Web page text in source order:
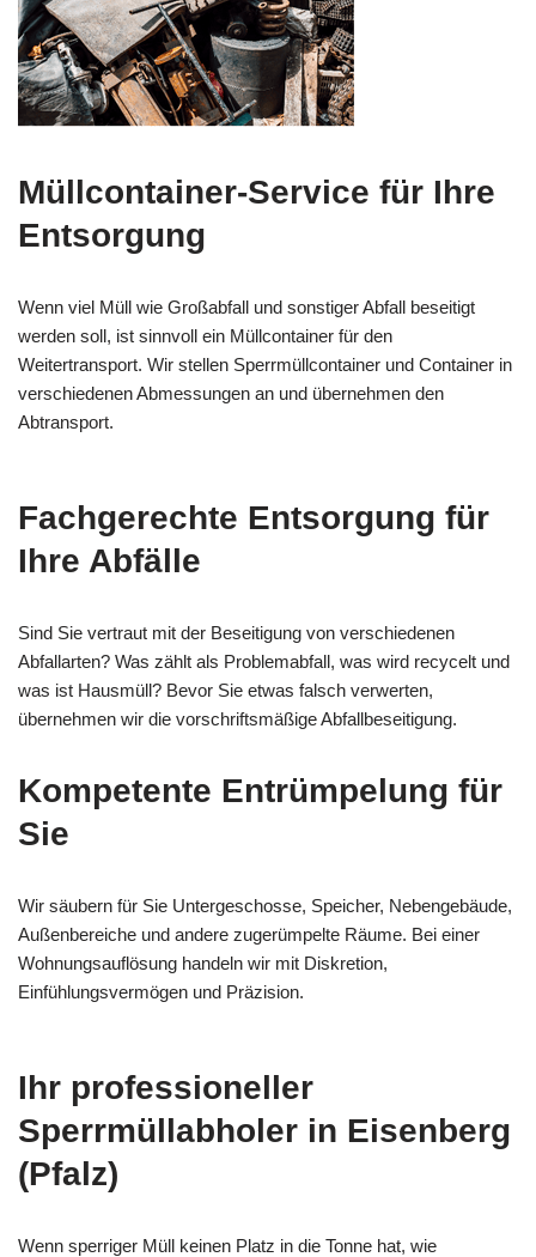
Müllcontainer-Service für Ihre
Entsorgung
Wenn viel Müll wie Großabfall und sonstiger Abfall beseitigt
werden soll, ist sinnvoll ein Müllcontainer für den
Weitertransport. Wir stellen Sperrmüllcontainer und Container in
verschiedenen Abmessungen an und übernehmen den
Abtransport.
Fachgerechte Entsorgung für
Ihre Abfälle
Sind Sie vertraut mit der Beseitigung von verschiedenen
Abfallarten? Was zählt als Problemabfall, was wird recycelt und
was ist Hausmüll? Bevor Sie etwas falsch verwerten,
übernehmen wir die vorschriftsmäßige Abfallbeseitigung.
Kompetente Entrümpelung für
Sie
Wir säubern für Sie Untergeschosse, Speicher, Nebengebäude,
Außenbereiche und andere zugerümpelte Räume. Bei einer
Wohnungsauflösung handeln wir mit Diskretion,
Einfühlungsvermögen und Präzision.
Ihr professioneller
Sperrmüllabholer in Eisenberg
(Pfalz)
Wenn sperriger Müll keinen Platz in die Tonne hat, wie